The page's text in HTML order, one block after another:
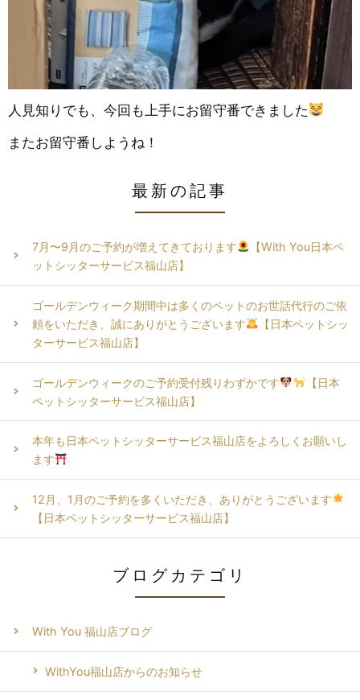
人見知りでも、今回も上手にお留守番できました
またお留守番しようね！
最新の記事
7月〜9月のご予約が増えてきております
【With You日本ペ
ットシッターサービス福山店】
ゴールデンウィーク期間中は多くのペットのお世話代行のご依
頼をいただき、誠にありがとうございます
【日本ペットシッ
ターサービス福山店】
ゴールデンウィークのご予約受付残りわずかです
【日本
ペットシッターサービス福山店】
本年も日本ペットシッターサービス福山店をよろしくお願いし
ます
12月、1月のご予約を多くいただき、ありがとうございます
【日本ペットシッターサービス福山店】
ブログカテゴリ
With You 福山店ブログ
WithYou福山店からのお知らせ